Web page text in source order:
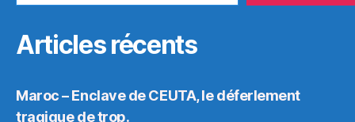
Articles récents
Maroc – Enclave de CEUTA, le déferlement
tragique de trop.